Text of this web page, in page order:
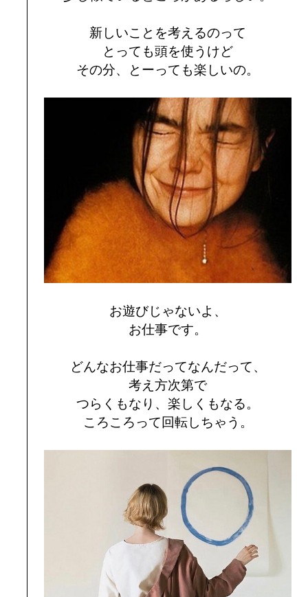
新しいことを考えるのって
とっても頭を使うけど
その分、とーっても楽しいの。
お遊びじゃないよ、
お仕事です。
どんなお仕事だってなんだって、
考え方次第で
つらくもなり、楽しくもなる。
ころころって回転しちゃう。